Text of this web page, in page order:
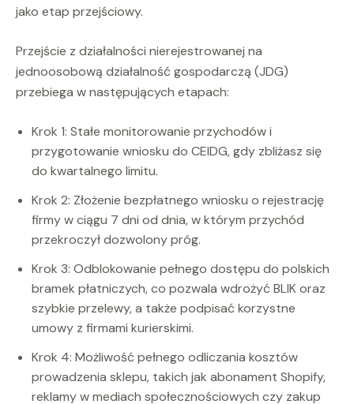
jako etap przejściowy.
Przejście z działalności nierejestrowanej na
jednoosobową działalność gospodarczą (JDG)
przebiega w następujących etapach:
Krok 1: Stałe monitorowanie przychodów i
przygotowanie wniosku do CEIDG, gdy zbliżasz się
do kwartalnego limitu.
Krok 2: Złożenie bezpłatnego wniosku o rejestrację
firmy w ciągu 7 dni od dnia, w którym przychód
przekroczył dozwolony próg.
Krok 3: Odblokowanie pełnego dostępu do polskich
bramek płatniczych, co pozwala wdrożyć BLIK oraz
szybkie przelewy, a także podpisać korzystne
umowy z firmami kurierskimi.
Krok 4: Możliwość pełnego odliczania kosztów
prowadzenia sklepu, takich jak abonament Shopify,
reklamy w mediach społecznościowych czy zakup